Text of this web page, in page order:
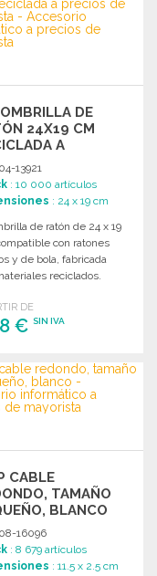
DE
24X19 CM
A
DE
04-13921
: 10 000 artículos
: 24 x 19 cm
de ratón de 24 x 19
con ratones
y de bola, fabricada
reciclados.
DE
€SIN IVA
PEDIR
un presupuesto
CABLE
TAMAÑO
BLANCO
08-16096
: 8 679 artículos
: 11.5 x 2.5 cm